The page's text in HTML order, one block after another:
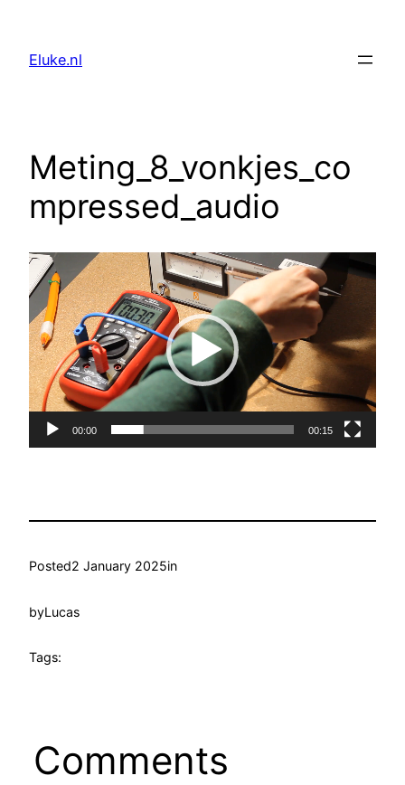
content
Eluke.nl
Meting_8_vonkjes_co
mpressed_audio
Video
Player
00:00 00:15
Posted2 January 2025in
byLucas
Tags:
Comments